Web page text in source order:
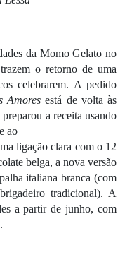
da Momo Gelato no
o retorno de uma
celebrarem. A pedido
Amores está de volta às
a receita usando
ao
ligação clara com o 12
belga, a nova versão
italiana branca (com
tradicional). A
a partir de junho, com